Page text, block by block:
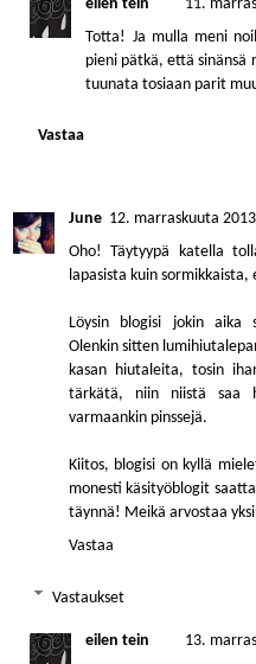
eilen tein
11.
Totta! Ja mulla meni
pieni pätkä, että sinänsä
tuunata tosiaan parit
Vastaa
June 12. marraskuuta
Oho! Täytyypä katella
lapasista kuin
Löysin blogisi jokin aika
Olenkin sitten
kasan hiutaleita, tosin
tärkätä, niin niistä saa
varmaankin pinssejä.
Kiitos, blogisi on kyllä
monesti käsityöblogit
täynnä! Meikä arvostaa
Vastaa
Vastaukset
eilen tein
13.